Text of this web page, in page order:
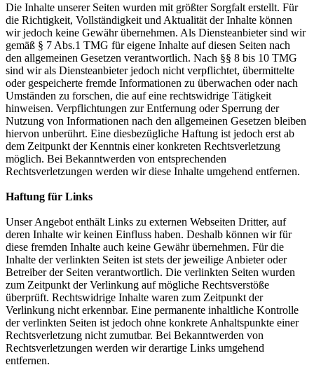
Die Inhalte unserer Seiten wurden mit größter Sorgfalt erstellt. Für
die Richtigkeit, Vollständigkeit und Aktualität der Inhalte können
wir jedoch keine Gewähr übernehmen. Als Diensteanbieter sind wir
gemäß § 7 Abs.1 TMG für eigene Inhalte auf diesen Seiten nach
den allgemeinen Gesetzen verantwortlich. Nach §§ 8 bis 10 TMG
sind wir als Diensteanbieter jedoch nicht verpflichtet, übermittelte
oder gespeicherte fremde Informationen zu überwachen oder nach
Umständen zu forschen, die auf eine rechtswidrige Tätigkeit
hinweisen. Verpflichtungen zur Entfernung oder Sperrung der
Nutzung von Informationen nach den allgemeinen Gesetzen bleiben
hiervon unberührt. Eine diesbezügliche Haftung ist jedoch erst ab
dem Zeitpunkt der Kenntnis einer konkreten Rechtsverletzung
möglich. Bei Bekanntwerden von entsprechenden
Rechtsverletzungen werden wir diese Inhalte umgehend entfernen.
Haftung für Links
Unser Angebot enthält Links zu externen Webseiten Dritter, auf
deren Inhalte wir keinen Einfluss haben. Deshalb können wir für
diese fremden Inhalte auch keine Gewähr übernehmen. Für die
Inhalte der verlinkten Seiten ist stets der jeweilige Anbieter oder
Betreiber der Seiten verantwortlich. Die verlinkten Seiten wurden
zum Zeitpunkt der Verlinkung auf mögliche Rechtsverstöße
überprüft. Rechtswidrige Inhalte waren zum Zeitpunkt der
Verlinkung nicht erkennbar. Eine permanente inhaltliche Kontrolle
der verlinkten Seiten ist jedoch ohne konkrete Anhaltspunkte einer
Rechtsverletzung nicht zumutbar. Bei Bekanntwerden von
Rechtsverletzungen werden wir derartige Links umgehend
entfernen.